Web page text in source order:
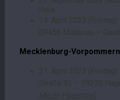
Mecklenburg-Vorpommern